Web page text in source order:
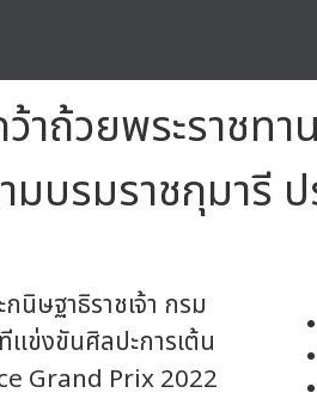
ถ้วยพระราชทา
มบรมราชกุมารี
นิษฐาธิราชเจ้า กรม
แข่งขันศิลปะการเต้น
Grand Prix 2022